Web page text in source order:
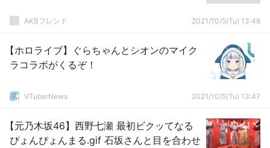
AKBフレンド 2021/10/5(Tu) 13:48
【ホロライブ】ぐらちゃんとシオンのマイク
ラコラボがくるぞ！
VTuberNews 2021/10/5(Tu) 13:47
【元乃木坂46】西野七瀬 最初ビクッてなる
ぴょんぴょんまる.gif 石坂さんと目を合わせ